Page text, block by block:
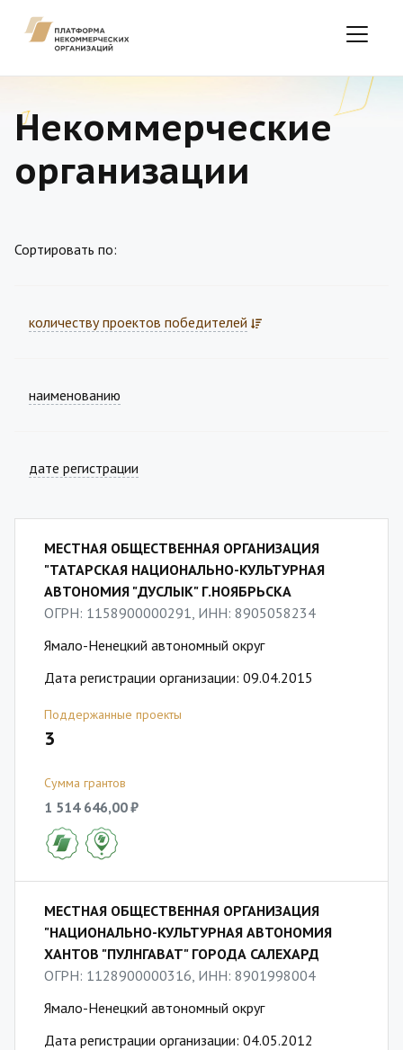
Некоммерческие
организации
Сортировать по:
количеству проектов победителей
наименованию
дате регистрации
МЕСТНАЯ ОБЩЕСТВЕННАЯ ОРГАНИЗАЦИЯ
"ТАТАРСКАЯ НАЦИОНАЛЬНО-КУЛЬТУРНАЯ
АВТОНОМИЯ "ДУСЛЫК" Г.НОЯБРЬСКА
ОГРН: 1158900000291, ИНН: 8905058234
Ямало-Ненецкий автономный округ
Дата регистрации организации: 09.04.2015
Поддержанные проекты
3
Сумма грантов
1 514 646,00 ₽
МЕСТНАЯ ОБЩЕСТВЕННАЯ ОРГАНИЗАЦИЯ
"НАЦИОНАЛЬНО-КУЛЬТУРНАЯ АВТОНОМИЯ
ХАНТОВ "ПУЛНГАВАТ" ГОРОДА САЛЕХАРД
ОГРН: 1128900000316, ИНН: 8901998004
Ямало-Ненецкий автономный округ
Дата регистрации организации: 04.05.2012